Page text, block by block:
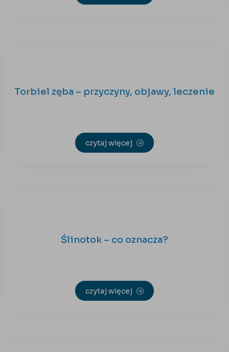
Torbiel zęba – przyczyny, objawy, leczenie
czytaj więcej
Ślinotok – co oznacza?
czytaj więcej